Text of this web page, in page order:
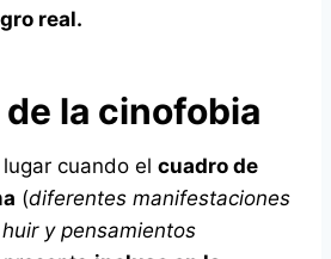
real.
la cinofobia
cuando el cuadro de
(diferentes manifestaciones
y pensamientos